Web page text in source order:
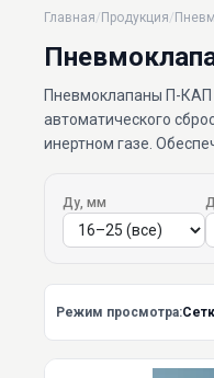
Главная/ Продукция/
Пневмоклапаны П-КАП
автоматического
инертном газе.
Ду, мм
Режим просмотра: